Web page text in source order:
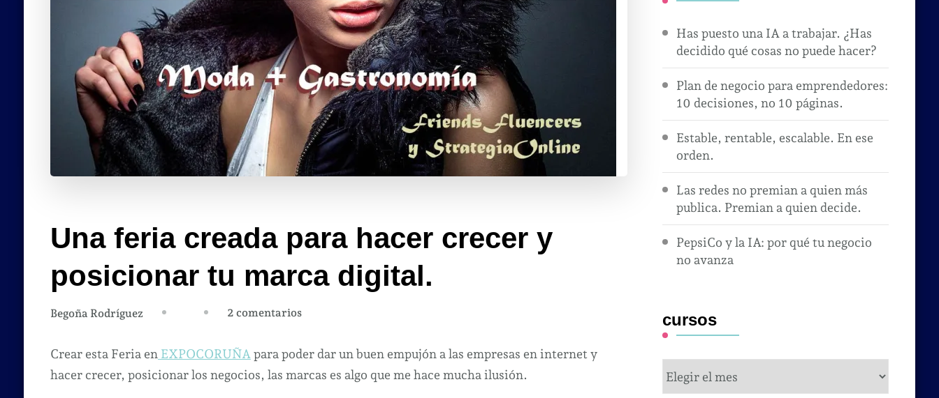
Una feria creada para hacer crecer y
posicionar tu marca digital.
Begoña Rodríguez 2 comentariosen
feria
Crear esta Feria en EXPOCORUÑA para poder dar un buen empujón a las empresas en internet y
hacer crecer, posicionar los negocios, las marcas es algo que me hace mucha ilusión.
Has puesto una IA a trabajar. ¿Has
decidido qué cosas no puede hacer?
Plan de negocio para emprendedores:
10 decisiones, no 10 páginas.
Estable, rentable, escalable. En ese
orden.
Las redes no premian a quien más
publica. Premian a quien decide.
PepsiCo y la IA: por qué tu negocio
no avanza
cursos
cursos